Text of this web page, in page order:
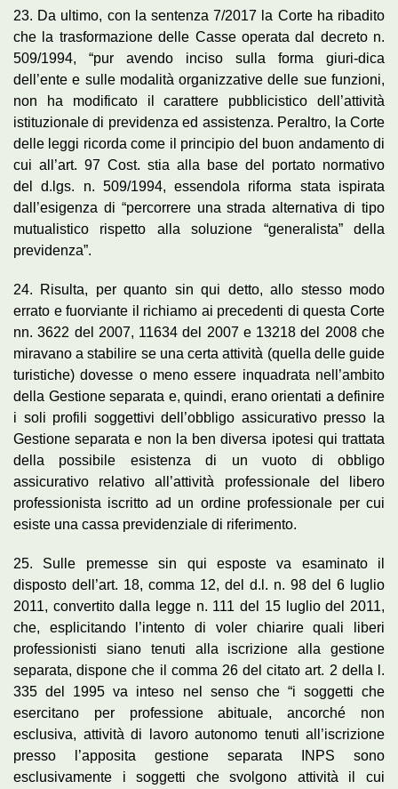
23. Da ultimo, con la sentenza 7/2017 la Corte ha ribadito
che la trasformazione delle Casse operata dal decreto n.
509/1994, “pur avendo inciso sulla forma giuri-dica
dell’ente e sulle modalità organizzative delle sue funzioni,
non ha modificato il carattere pubblicistico dell’attività
istituzionale di previdenza ed assistenza. Peraltro, la Corte
delle leggi ricorda come il principio del buon andamento di
cui all’art. 97 Cost. stia alla base del portato normativo
del d.lgs. n. 509/1994, essendola riforma stata ispirata
dall’esigenza di “percorrere una strada alternativa di tipo
mutualistico rispetto alla soluzione “generalista” della
previdenza”.
24. Risulta, per quanto sin qui detto, allo stesso modo
errato e fuorviante il richiamo ai precedenti di questa Corte
nn. 3622 del 2007, 11634 del 2007 e 13218 del 2008 che
miravano a stabilire se una certa attività (quella delle guide
turistiche) dovesse o meno essere inquadrata nell’ambito
della Gestione separata e, quindi, erano orientati a definire
i soli profili soggettivi dell’obbligo assicurativo presso la
Gestione separata e non la ben diversa ipotesi qui trattata
della possibile esistenza di un vuoto di obbligo
assicurativo relativo all’attività professionale del libero
professionista iscritto ad un ordine professionale per cui
esiste una cassa previdenziale di riferimento.
25. Sulle premesse sin qui esposte va esaminato il
disposto dell’art. 18, comma 12, del d.l. n. 98 del 6 luglio
2011, convertito dalla legge n. 111 del 15 luglio del 2011,
che, esplicitando l’intento di voler chiarire quali liberi
professionisti siano tenuti alla iscrizione alla gestione
separata, dispone che il comma 26 del citato art. 2 della l.
335 del 1995 va inteso nel senso che “i soggetti che
esercitano per professione abituale, ancorché non
esclusiva, attività di lavoro autonomo tenuti all’iscrizione
presso l’apposita gestione separata INPS sono
esclusivamente i soggetti che svolgono attività il cui